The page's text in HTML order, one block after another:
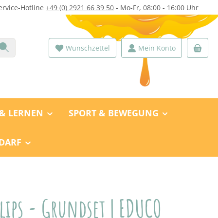
Hotline +49 (0) 2921 66 39 50 - Mo-Fr, 08:00 - 16:00 Uhr
Wunschzettel Mein Konto
LERNEN SPORT & BEWEGUNG
- Grundset | EDUCO